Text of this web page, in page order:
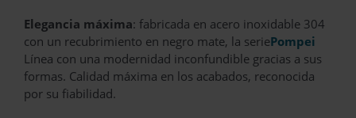
Elegancia máxima: fabricada en acero inoxidable 304
con un recubrimiento en negro mate, la seriePompei
Línea con una modernidad inconfundible gracias a sus
formas. Calidad máxima en los acabados, reconocida
por su fiabilidad.